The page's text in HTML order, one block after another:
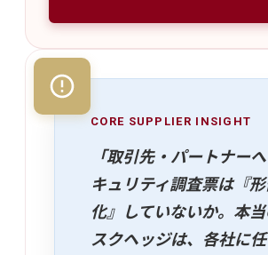
CORE SUPPLIER INSIGHT
「取引先・パートナー
キュリティ調査票は『
化』していないか。本
スクヘッジは、各社に